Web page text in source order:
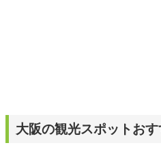
大阪の観光スポットお